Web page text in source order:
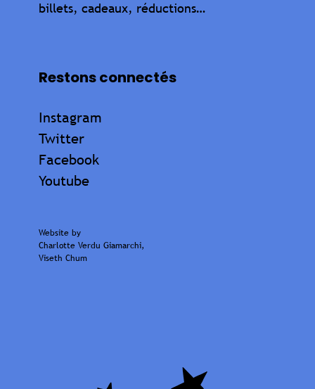
billets, cadeaux, réductions…
Restons connectés
Instagram
Twitter
Facebook
Youtube
Website by
Charlotte Verdu Giamarchi,
Viseth Chum